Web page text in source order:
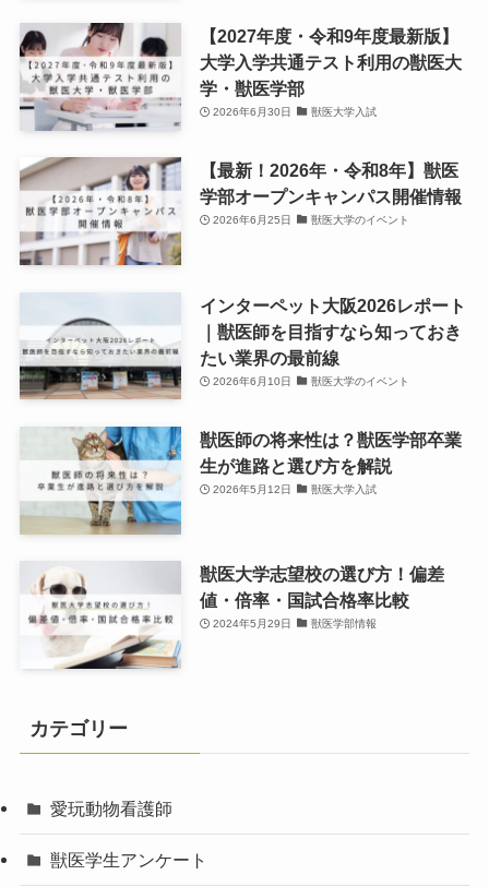
【2027年度・令和9年度最新版】
大学入学共通テスト利用の獣医大
学・獣医学部
2026年6月30日 獣医大学入試
【最新！2026年・令和8年】獣医
学部オープンキャンパス開催情報
2026年6月25日 獣医大学のイベント
インターペット大阪2026レポート
｜獣医師を目指すなら知っておき
たい業界の最前線
2026年6月10日 獣医大学のイベント
獣医師の将来性は？獣医学部卒業
生が進路と選び方を解説
2026年5月12日 獣医大学入試
獣医大学志望校の選び方！偏差
値・倍率・国試合格率比較
2024年5月29日 獣医学部情報
カテゴリー
愛玩動物看護師
獣医学生アンケート